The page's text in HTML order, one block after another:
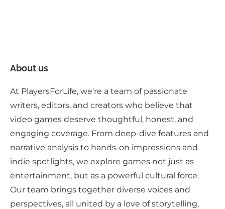
About us
At PlayersForLife, we're a team of passionate
writers, editors, and creators who believe that
video games deserve thoughtful, honest, and
engaging coverage. From deep-dive features and
narrative analysis to hands-on impressions and
indie spotlights, we explore games not just as
entertainment, but as a powerful cultural force.
Our team brings together diverse voices and
perspectives, all united by a love of storytelling,